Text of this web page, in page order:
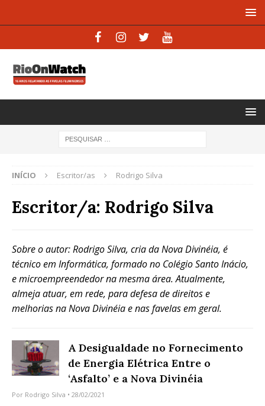
INÍCIO Escritor/as Rodrigo Silva
Escritor/a: Rodrigo Silva
Sobre o autor: Rodrigo Silva, cria da Nova Divinéia, é
técnico em Informática, formado no Colégio Santo Inácio,
e microempreendedor na mesma área. Atualmente,
almeja atuar, em rede, para defesa de direitos e
melhorias na Nova Divinéia e nas favelas em geral.
A Desigualdade no Fornecimento
de Energia Elétrica Entre o
‘Asfalto’ e a Nova Divinéia
Por Rodrigo Silva • 28/02/2021